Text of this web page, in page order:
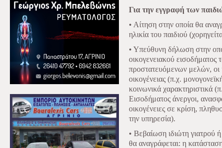
Για την εγγραφή των
• Αίτηση στην οποία θα
ηλικία του παιδιού
• Υπεύθυνη δήλωση στην
οικογενειακού
προστατευόμενων μελών, οι
οικογένειας (π.χ.
κοινωνικά χαρακτηριστικά
Εισοδήματος άνεργοι,
οικογένειες σε κρίση,
την υπηρεσία).
• Βεβαίωση ιδιώτη γιατρού
θα αναγράφεται: η